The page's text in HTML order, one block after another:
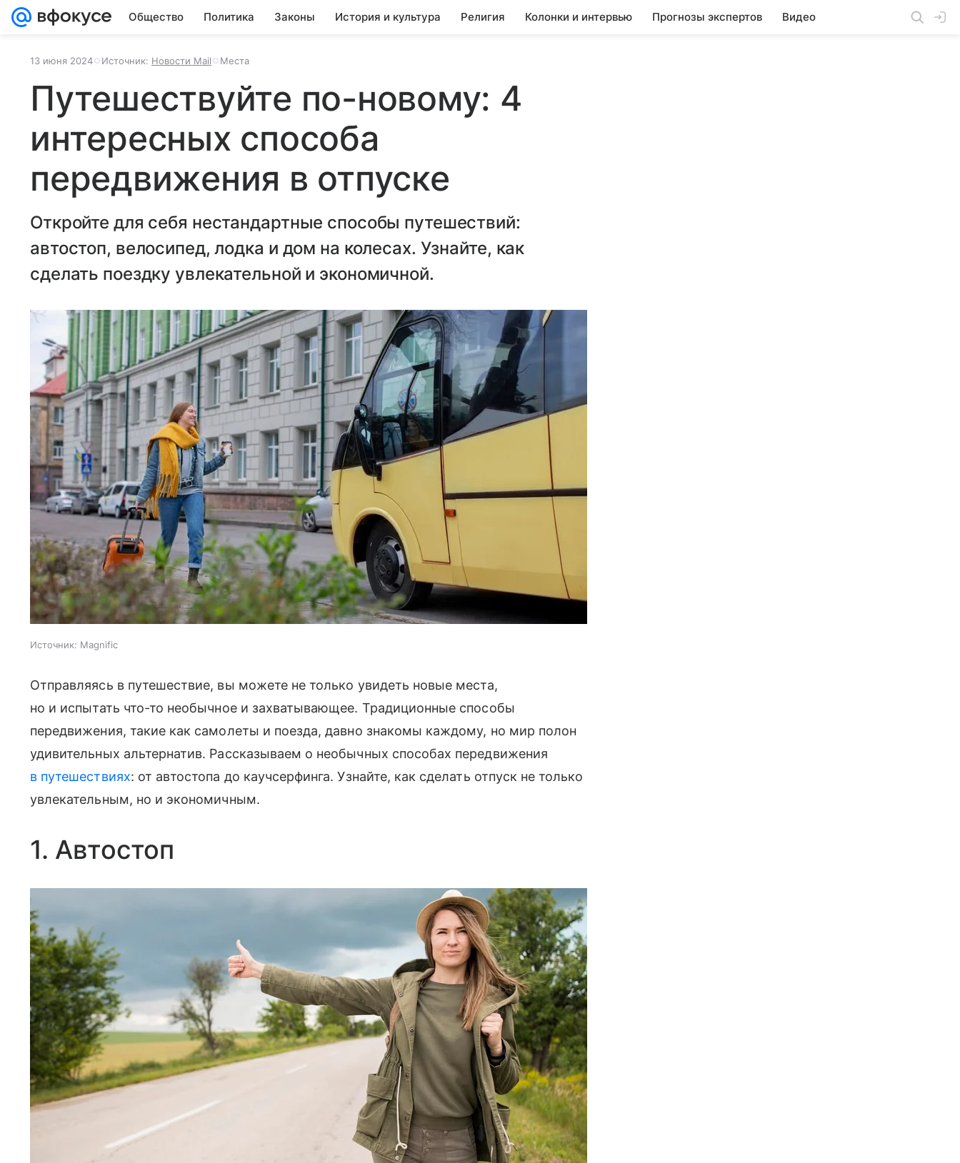
Общество Политика Законы История и культура Религия Колонки и интервью Прогнозы экспертов Видео
13 июня 2024 Источник: Новости Mail Места
Путешествуйте по-новому: 4
интересных способа
передвижения в отпуске
Откройте для себя нестандартные способы путешествий:
автостоп, велосипед, лодка и дом на колесах. Узнайте, как
сделать поездку увлекательной и экономичной.
Источник: Magnific
Отправляясь в путешествие, вы можете не только увидеть новые места,
но и испытать что-то необычное и захватывающее. Традиционные способы
передвижения, такие как самолеты и поезда, давно знакомы каждому, но мир полон
удивительных альтернатив. Рассказываем о необычных способах передвижения
в путешествиях: от автостопа до каучсерфинга. Узнайте, как сделать отпуск не только
увлекательным, но и экономичным.
1. Автостоп